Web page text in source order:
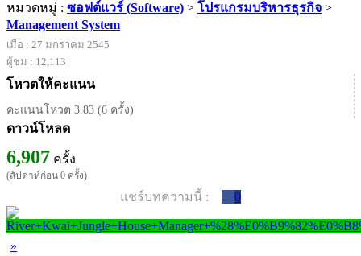
หมวดหมู่ : ซอฟต์แวร์ (Software) > โปรแกรมบริหารธุรกิจ >
Management System
เมื่อ : 27 มกราคม 2545
ผู้ชม : 12,113
โหวตให้คะแนน
คะแนนโหวต 3.83 (6 ครั้ง)
ดาวน์โหลด
6,907 ครั้ง
(สัปดาห์ก่อน 0 ครั้ง)
แชร์บทความนี้ : 0
»